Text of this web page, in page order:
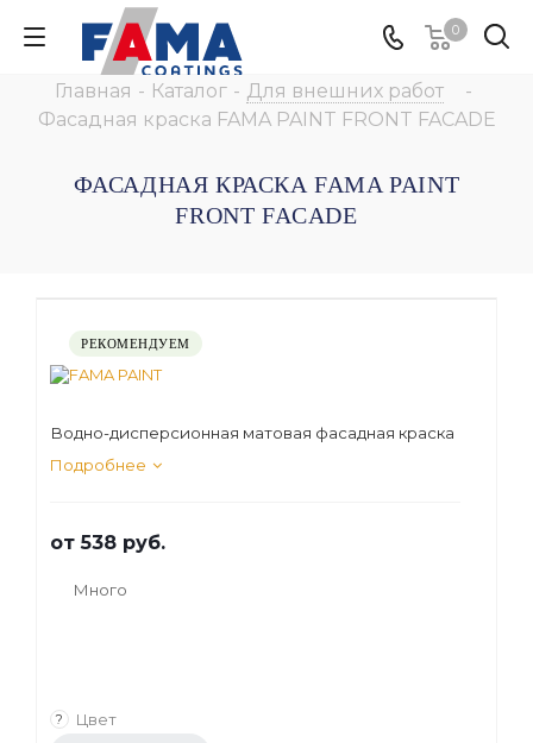
0
Главная - Каталог - Для внешних работ
-
Фасадная краска FAMA PAINT FRONT FACADE
ФАСАДНАЯ КРАСКА FAMA PAINT
FRONT FACADE
РЕКОМЕНДУЕМ
Водно-дисперсионная матовая фасадная краска
Подробнее
от538 руб.
Много
? Цвет